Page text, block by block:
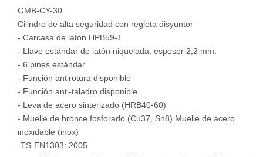
GMB-CY-30
Cilindro de alta seguridad con regleta disyuntor
- Carcasa de latón HPB59-1
- Llave estándar de latón niquelada, espesor 2,2 mm.
- 6 pines estándar
- Función antirotura disponible
- Función anti-taladro disponible
- Leva de acero sinterizado (HRB40-60)
- Muelle de bronce fosforado (Cu37, Sn8) Muelle de acero
inoxidable (inox)
-TS-EN1303: 2005